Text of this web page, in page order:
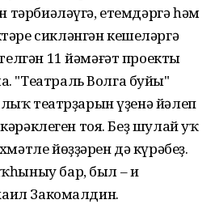
тәрбиәләүгә, етемдәргә һәм
сикләнгән кешеләргә
11 йәмәғәт проекты
Волга буйы"
театрҙарын үҙенә йәлеп
кәрәклеген тоя. Беҙ шулай уҡ
йөҙҙәрен дә күрәбеҙ.
бар, был – иң
Закомалдин.